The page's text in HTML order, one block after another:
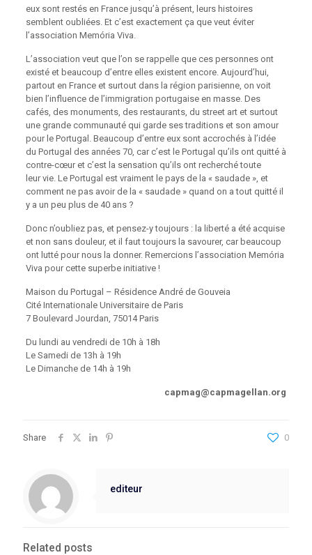
eux sont restés en France jusqu’à présent, leurs histoires
semblent oubliées. Et c’est exactement ça que veut éviter
l’association Memória Viva.
L’association veut que l’on se rappelle que ces personnes ont
existé et beaucoup d’entre elles existent encore. Aujourd’hui,
partout en France et surtout dans la région parisienne, on voit
bien l’influence de l’immigration portugaise en masse. Des
cafés, des monuments, des restaurants, du street art et surtout
une grande communauté qui garde ses traditions et son amour
pour le Portugal. Beaucoup d’entre eux sont accrochés à l’idée
du Portugal des années 70, car c’est le Portugal qu’ils ont quitté à
contre-cœur et c’est la sensation qu’ils ont recherché toute
leur vie. Le Portugal est vraiment le pays de la « saudade », et
comment ne pas avoir de la « saudade » quand on a tout quitté il
y a un peu plus de 40 ans ?
Donc n’oubliez pas, et pensez-y toujours : la liberté a été acquise
et non sans douleur, et il faut toujours la savourer, car beaucoup
ont lutté pour nous la donner. Remercions l’association Memória
Viva pour cette superbe initiative !
Maison du Portugal – Résidence André de Gouveia
Cité Internationale Universitaire de Paris
7 Boulevard Jourdan, 75014 Paris
Du lundi au vendredi de 10h à 18h
Le Samedi de 13h à 19h
Le Dimanche de 14h à 19h
capmag@capmagellan.org
Share 0
editeur
Related posts